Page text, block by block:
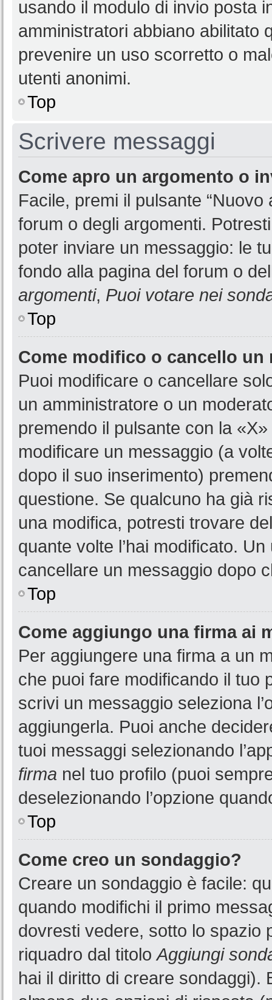
usando il modulo di invio posta
amministratori abbiano abilitato
prevenire un uso scorretto o
utenti anonimi.
Top
Scrivere messaggi
Come apro un argomento o
Facile, premi il pulsante
forum o degli argomenti.
poter inviare un messaggio: le
fondo alla pagina del forum o
argomenti, Puoi votare nei
Top
Come modifico o cancello un
Puoi modificare o cancellare
un amministratore o un
premendo il pulsante con la
modificare un messaggio (a
dopo il suo inserimento)
questione. Se qualcuno ha già
una modifica, potresti trovare
quante volte l’hai modificato.
cancellare un messaggio dopo
Top
Come aggiungo una firma ai
Per aggiungere una firma a un
che puoi fare modificando il tuo
scrivi un messaggio seleziona
aggiungerla. Puoi anche
tuoi messaggi selezionando
firma nel tuo profilo (puoi
deselezionando l’opzione
Top
Come creo un sondaggio?
Creare un sondaggio è facile:
quando modifichi il primo
dovresti vedere, sotto lo spazio
riquadro dal titoloAggiungi
hai il diritto di creare sondaggi).